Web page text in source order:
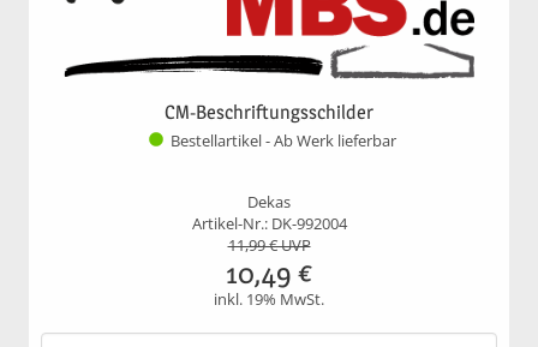
CM-Beschriftungsschilder
Bestellartikel - Ab Werk lieferbar
Dekas
Artikel-Nr.: DK-992004
11,99€ UVP
10,49 €
inkl. 19% MwSt.